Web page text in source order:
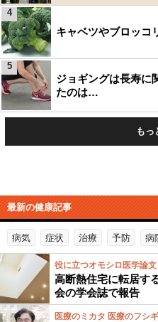
キャベツやブロッコ
4
ジョギングは長寿に
たのは…
5
もっ
最新の健康記事
病気 症状 治療 予防 病
役に立つオモシロ医学論文
高断熱住宅に転居す
会の学会誌で報告
医療のミカタ 医療のフシギ